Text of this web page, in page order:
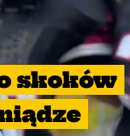
skoków